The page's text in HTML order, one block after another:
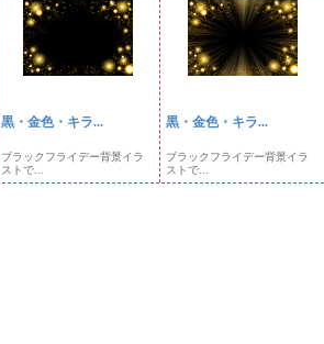
黒・金色・キラ...
ブラックフライデー背景イラ
ストで...
黒・金色・キラ...
ブラックフライデー背景イラ
ストで...